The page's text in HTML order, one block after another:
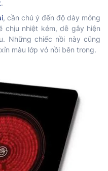
.
, cần chú ý đến độ dày mỏng
chịu nhiệt kém, dễ gây hiện
Những chiếc nồi này cũng
màu lớp vỏ nồi bên trong.